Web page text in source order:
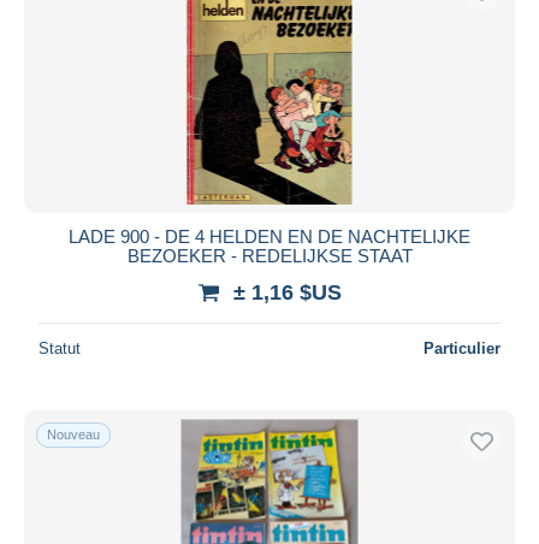
LADE 900 - DE 4 HELDEN EN DE NACHTELIJKE
BEZOEKER - REDELIJKSE STAAT
± 1,16 $US
Statut Particulier
Nouveau